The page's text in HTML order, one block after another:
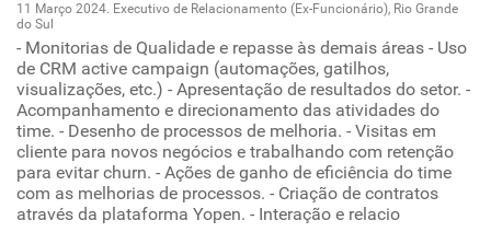
Oportunidade de promoção
Ambiente de trabalho
Conciliação com a vida familiar
Benefícios
11 Março 2024. Executivo de Relacionamento (Ex-Funcionário), Rio Grande
do Sul
- Monitorias de Qualidade e repasse às demais áreas - Uso
de CRM active campaign (automações, gatilhos,
visualizações, etc.) - Apresentação de resultados do setor. -
Acompanhamento e direcionamento das atividades do
time. - Desenho de processos de melhoria. - Visitas em
cliente para novos negócios e trabalhando com retenção
para evitar churn. - Ações de ganho de eficiência do time
com as melhorias de processos. - Criação de contratos
através da plataforma Yopen. - Interação e relacio